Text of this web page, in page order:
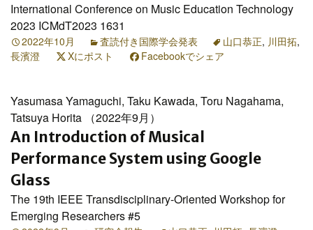
International Conference on Music Education Technology
2023 ICMdT2023 1631
2022年10月 査読付き国際学会発表 山口恭正, 川田拓,
長濱澄
Xにポスト Facebookでシェア
Yasumasa Yamaguchi, Taku Kawada, Toru Nagahama,
Tatsuya Horita （2022年9月）
An Introduction of Musical
Performance System using Google
Glass
The 19th IEEE Transdisciplinary-Oriented Workshop for
Emerging Researchers #5